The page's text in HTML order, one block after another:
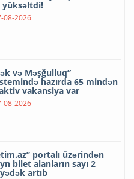
yüksəltdi!
08-2026
və Məşğulluq”
hazırda 65 mindən
vakansiya var
08-2026
portalı üzərindən
bilet alanların sayı 2
artıb